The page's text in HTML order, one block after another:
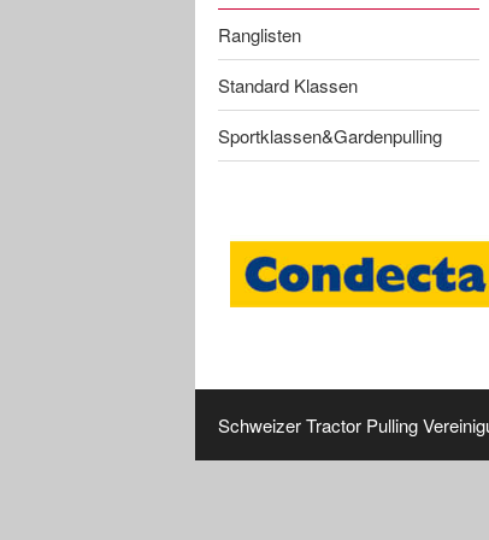
Ranglisten
Standard Klassen
Sportklassen&Gardenpulling
Schweizer Tractor Pulling